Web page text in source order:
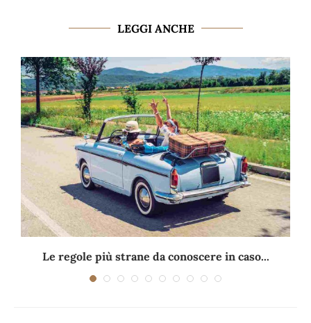
LEGGI ANCHE
Le regole più strane da conoscere in caso...